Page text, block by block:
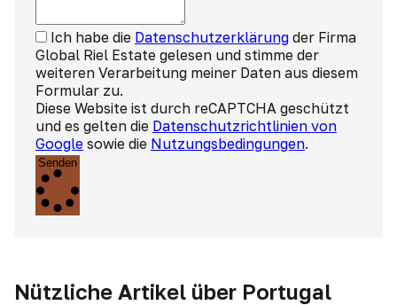
Ich habe die Datenschutzerklärung der Firma
Global Riel Estate gelesen und stimme der
weiteren Verarbeitung meiner Daten aus diesem
Formular zu.
Diese Website ist durch reCAPTCHA geschützt
und es gelten die Datenschutzrichtlinien von
Google sowie die Nutzungsbedingungen.
Senden
Nützliche Artikel über Portugal